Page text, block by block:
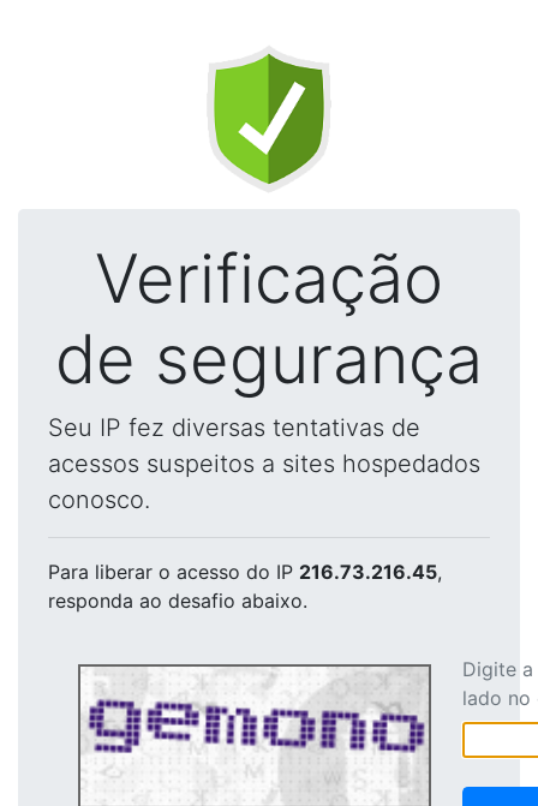
Verificação
de segurança
Seu IP fez diversas tentativas de
acessos suspeitos a sites hospedados
conosco.
Para liberar o acesso do IP 216.73.216.45,
responda ao desafio abaixo.
Digite
lado no